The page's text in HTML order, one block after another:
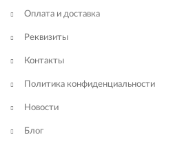
Оплата и доставка
Реквизиты
Контакты
Политика конфиденциальности
Новости
Блог